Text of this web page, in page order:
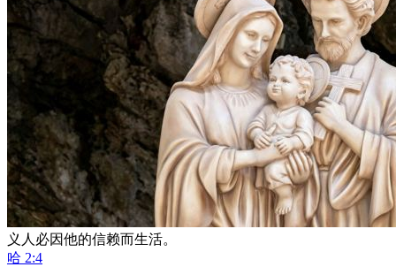
义人必因他的信赖而生活。
哈 2:4